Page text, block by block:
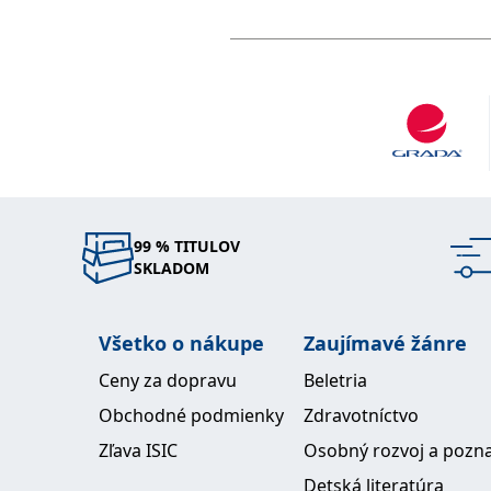
99 % TITULOV
SKLADOM
Všetko o nákupe
Ceny za dopravu
Obchodné podmienky
Zľava ISIC
Zaujímavé žánre
Beletria
Zdravotníctvo
Osobný rozvoj a
Detská literatúra